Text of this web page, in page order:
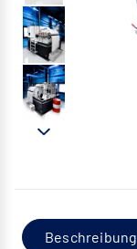
Beschreibung